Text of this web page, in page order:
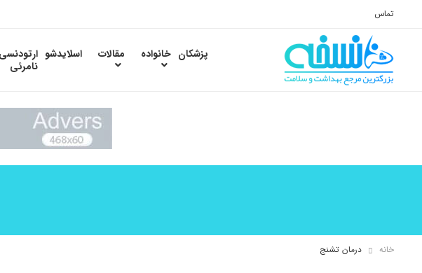
تماس
پزشکان خانواده مقالات اسلایدشو ارتودنسی
نامرئی
خانه درمان تشنج